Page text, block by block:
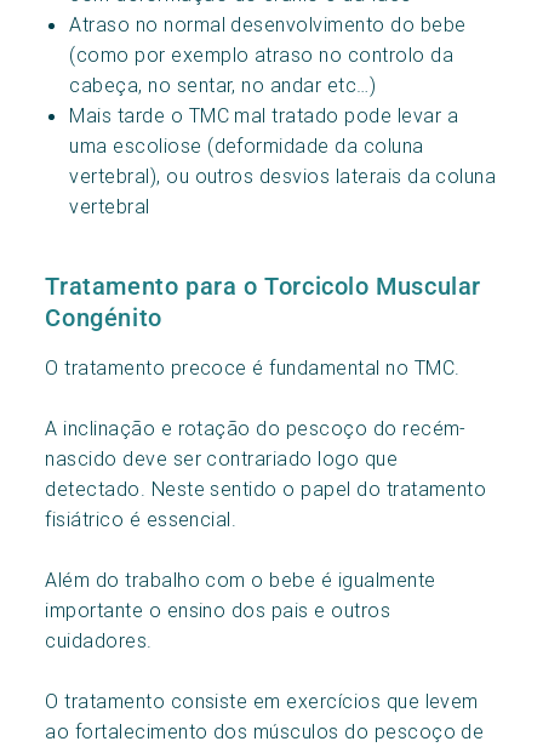
Atraso no normal desenvolvimento do bebe
(como por exemplo atraso no controlo da
cabeça, no sentar, no andar etc…)
Mais tarde o TMC mal tratado pode levar a
uma escoliose (deformidade da coluna
vertebral), ou outros desvios laterais da coluna
vertebral
Tratamento para o Torcicolo Muscular
Congénito
O tratamento precoce é fundamental no TMC.
A inclinação e rotação do pescoço do recém-
nascido deve ser contrariado logo que
detectado. Neste sentido o papel do tratamento
fisiátrico é essencial.
Além do trabalho com o bebe é igualmente
importante o ensino dos pais e outros
cuidadores.
O tratamento consiste em exercícios que levem
ao fortalecimento dos músculos do pescoço de